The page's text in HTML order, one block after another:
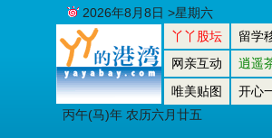
丫丫股坛 留学
网亲互动
逍遥
唯美贴图
开心
丙午(马)年 农历六月廿五
2026年8月8日 >星期六